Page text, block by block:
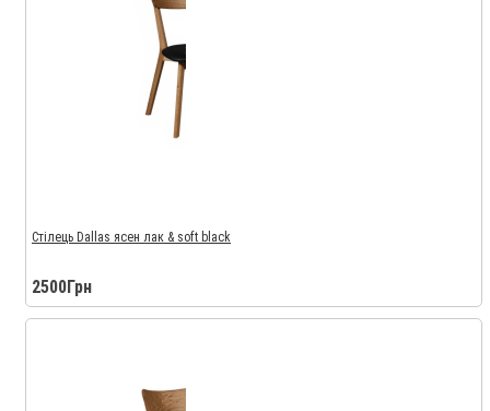
Стілець Dallas ясен лак & soft black
2500Грн